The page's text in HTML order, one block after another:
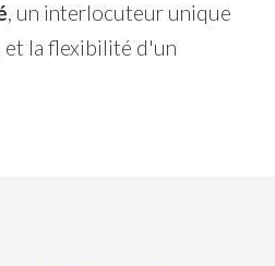
, un interlocuteur unique
et la flexibilité d'un